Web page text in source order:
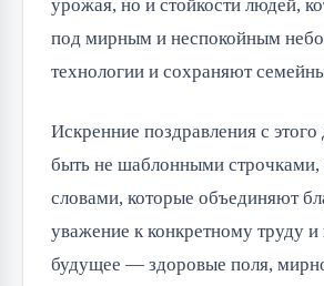
урожая, но и стойкости людей,
под мирным и неспокойным
технологии и сохраняют
Искренние поздравления с
быть не шаблонными
словами, которые объединяют
уважение к конкретному труду
будущее — здоровые поля,